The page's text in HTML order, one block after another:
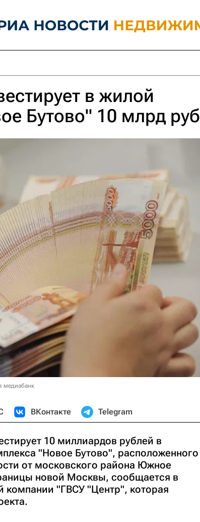
в жилой
Бутово" 10 млрд руб
медиабанк
ВКонтакте Telegram
10 миллиардов рублей в
"Новое Бутово", расположенного
от московского района Южное
новой Москвы, сообщается в
компании "ГВСУ "Центр", которая